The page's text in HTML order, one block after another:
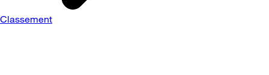
Classement